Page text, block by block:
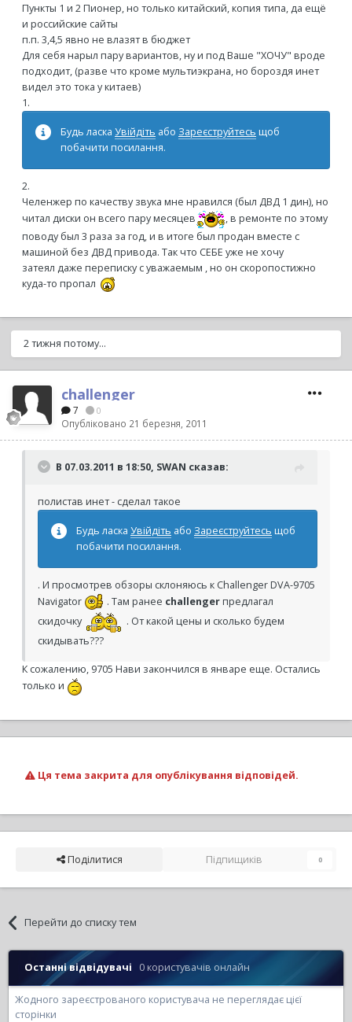
Пункты 1 и 2 Пионер, но только китайский, копия типа, да ещё
и российские сайты
п.п. 3,4,5 явно не влазят в бюджет
Для себя нарыл пару вариантов, ну и под Ваше "ХОЧУ" вроде
подходит, (разве что кроме мультиэкрана, но бороздя инет
видел это тока у китаев)
1.
Будь ласка Увійдіть або Зареєструйтесь щоб
побачити посилання.
2.
Челенжер по качеству звука мне нравился (был ДВД 1 дин), но
читал диски он всего пару месяцев
, в ремонте по этому
поводу был 3 раза за год, и в итоге был продан вместе с
машиной без ДВД привода. Так что СЕБЕ уже не хочу
затеял даже переписку с уважаемым , но он скоропостижно
куда-то пропал
2 тижня потому...
challenger
7 0
Опубліковано 21 березня, 2011
В 07.03.2011 в 18:50, SWAN сказав:
полистав инет - сделал такое
Будь ласка Увійдіть або Зареєструйтесь щоб
побачити посилання.
. И просмотрев обзоры склоняюсь к Challenger DVA-9705
Navigator
. Там ранее challengerпредлагал
скидочку
. От какой цены и сколько будем
скидывать???
К сожалению, 9705 Нави закончился в январе еще. Остались
только и
Ця тема закрита для опублікування відповідей.
Поділитися Підпищиків 0
Перейти до списку тем
Останні відвідувачі 0 користувачів онлайн
Жодного зареєстрованого користувача не переглядає цієї
сторінки